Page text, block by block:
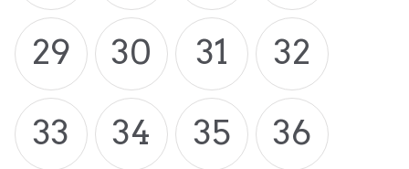
29
30 31
32
33
34 35
36